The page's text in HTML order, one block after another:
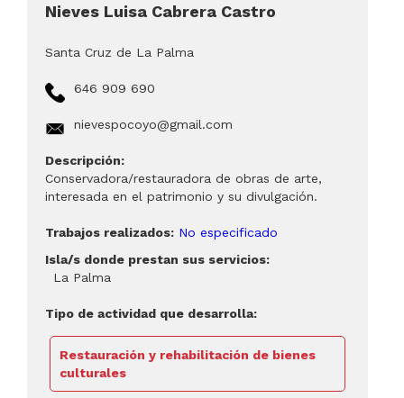
Nieves Luisa Cabrera Castro
Santa Cruz de La Palma
646 909 690
nievespocoyo@gmail.com
Descripción:
Conservadora/restauradora de obras de arte,
interesada en el patrimonio y su divulgación.
Trabajos realizados: No especificado
Isla/s donde prestan sus servicios:
La Palma
Tipo de actividad que desarrolla:
Restauración y rehabilitación de bienes
culturales